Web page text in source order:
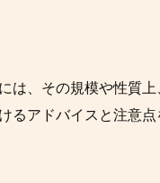
は、その規模や性質
るアドバイスと注意点